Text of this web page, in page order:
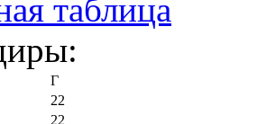
таблица
Г
22
22